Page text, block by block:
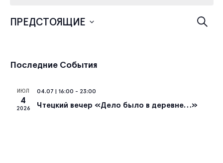
Поиск
ПРЕДСТОЯЩИЕ
Последние События
ИЮЛ
4
2026
04.07 | 16:00 - 23:00
Чтецкий вечер «Дело было в деревне…»